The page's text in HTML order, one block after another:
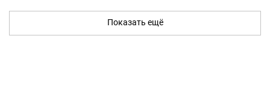
Показать ещё